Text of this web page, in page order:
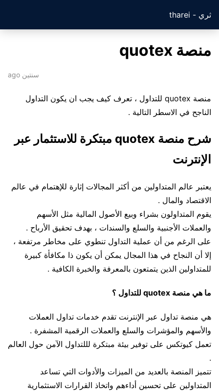
ثري - tharei
منصة quotex
سنتين ago
منصة quotex للتداول ، تعرف كيف يجب ان يكون التداول
الناجح في الاسطر التالية .
شرح منصة quotex مبتكرة للاستثمار عبر
الإنترنت
يعتبر عالم المتداولين من أكثر المجالات إثارة للإهتمام في عالم
الاقتصاد والمال .
يقوم المتداولون بشراء وبيع الأصول المالية مثل الأسهم
والعملات الأجنبية والسلع والسندات ، بهدف تحقيق الأرباح .
على الرغم من أن عملية التداول تنطوي على مخاطر مرتفعة ،
إلا أن النجاح في هذا المجال يمكن أن يكون ذا مكافأة كبيرة
للمتداولين الذين يتمتعون بالمعرفة والخبرة الكافية .
ما هي منصة quotex للتداول ؟
هي منصة تداول عبر الإنترنت تقدم خدمات تداول العملات
والأسهم والمؤشرات والسلع والعملات الرقمية المشفرة .
تعمل كيوتكس على توفير بيئة مبتكرة لللتداول الآمن حول العالم
.
تتميز المنصة بالعديد من الميزات والأدوات التي تساعد
المتداولين على تحسين أداءهم واتخاذ القرارات الاستثمارية